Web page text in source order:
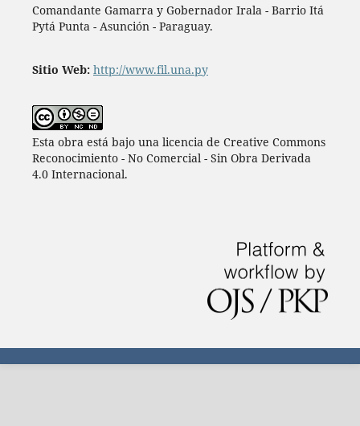
Comandante Gamarra y Gobernador Irala - Barrio Itá
Pytá Punta - Asunción - Paraguay.
Sitio Web: http://www.fil.una.py
Esta obra está bajo una licencia de Creative Commons
Reconocimiento - No Comercial - Sin Obra Derivada
4.0 Internacional.